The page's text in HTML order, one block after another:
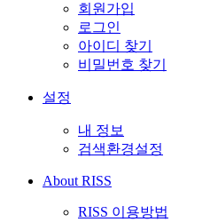
회원가입
로그인
아이디 찾기
비밀번호 찾기
설정
내 정보
검색환경설정
About RISS
RISS 이용방법